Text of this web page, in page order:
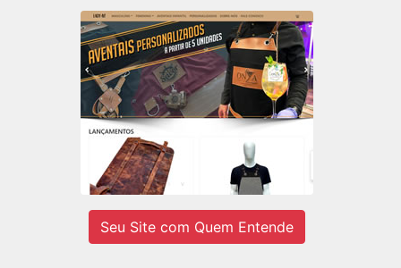
LADY-IV
E-commerce de Aventais Profissionais
Ver site
Seu Site com Quem Entende